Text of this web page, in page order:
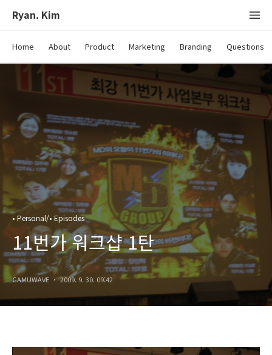
Ryan. Kim
Home About Product Marketing Branding Questions
• Personal/• Episodes
11번가 워크샵 1탄
GAMUWAVE 2009. 9. 30. 09:42